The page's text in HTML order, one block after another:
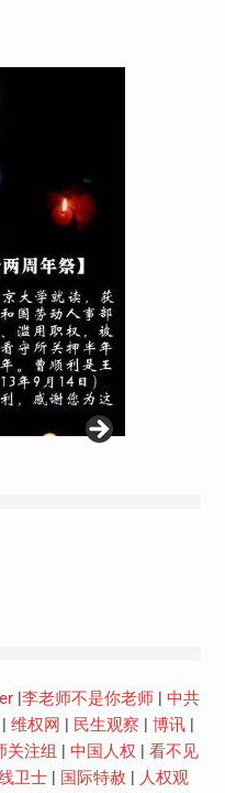
| 李老师不是你老师| 中共
维权网 民生观察 博讯|
关注组 中国人权
看不见
卫士| 国际特赦
人权观